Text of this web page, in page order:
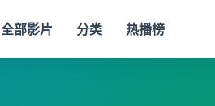
全部影片 分类 热播榜